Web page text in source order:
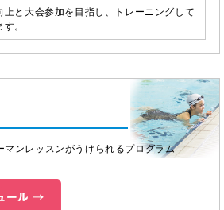
上と大会参加を目指し、トレーニングして
。
マンレッスンがうけられるプログラム